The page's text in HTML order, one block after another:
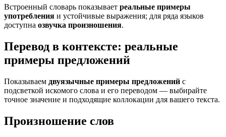
Встроенный словарь показывает реальные примеры
употребления и устойчивые выражения; для ряда языков
доступна озвучка произношения.
Перевод в контексте: реальные
примеры предложений
Показываем двуязычные примеры предложений с
подсветкой искомого слова и его переводом — выбирайте
точное значение и подходящие коллокации для вашего текста.
Произношение слов